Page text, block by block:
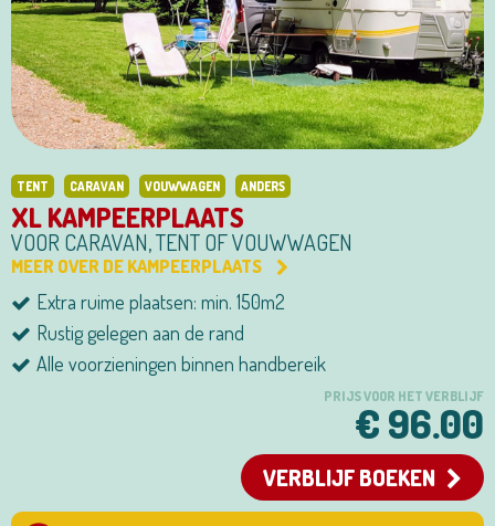
TENT CARAVAN VOUWWAGEN ANDERS
XL KAMPEERPLAATS
VOOR CARAVAN, TENT OF VOUWWAGEN
MEER OVER DE KAMPEERPLAATS
Extra ruime plaatsen: min. 150m2
Rustig gelegen aan de rand
Alle voorzieningen binnen handbereik
PRIJS VOOR HET VERBLIJF
€ 96.00
VERBLIJF BOEKEN